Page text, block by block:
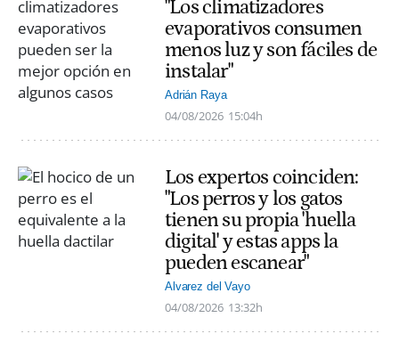
"Los climatizadores
evaporativos consumen
menos luz y son fáciles de
instalar"
Adrián Raya
04/08/2026 15:04h
Los expertos coinciden:
"Los perros y los gatos
tienen su propia 'huella
digital' y estas apps la
pueden escanear"
Alvarez del Vayo
04/08/2026 13:32h